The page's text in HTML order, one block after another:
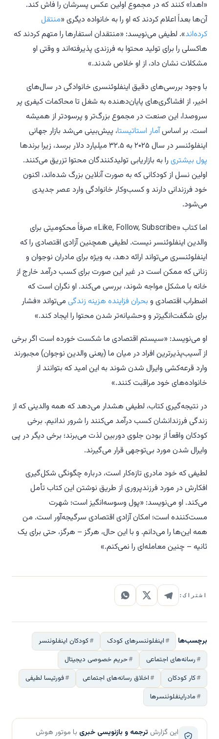
«اهدا» کنند که در مجموع اولین عکس پسرشان را فاش کند.
آن‌ها بعداً اعلام کردند که او را به خانواده دیگری «منتقل
کرده‌اند». لطیفی می‌نویسد: «منتقدان استفارها را متهم کردند که
هاکسلی را برای تولید محتوا به فرزندی پذیرفته‌اند و وقتی او
مشکلات نشان داد، از او خلاص شدند.»
با وجود بررسی‌های دقیق اینفلوئنسری خانوادگی در سال‌های
اخیر، از افشاگری‌های پایان‌دهنده به شغل تا محاکمات کیفری پر
سروصدا، این صنعت در مجموع بزرگ‌تر و پرسودتر از همیشه
است. بر اساسآمار استاتیستا، پیش‌بینی می‌شد بازار جهانی
اینفلوئنسر در سال ۲۰۲۵ به ۳۲.۵ میلیارد دلار برسد، زیرا برندها
پول بیشتری را به بازاریابی تولیدکنندگان محتوا تزریق می‌کنند.
اولین نسل از کودکانی که به صورت آنلاین بزرگ شده‌اند، اکنون
خود فرزندانی دارند و کسب‌وکار خانوادگی وارد عصر جدیدی
می‌شود.
اما کتاب «Like, Follow, Subscribe» صرفاً محکومیتی برای
والدین اینفلوئنسر نیست. لطیفی همچنین آزادی اقتصادی را که
اینفلوئنسری می‌تواند ارائه دهد، به ویژه برای مادران نوجوان و
زنانی که ممکن است در غیر این صورت برای کسب درآمد خارج از
خانه با مشکل مواجه شوند، بررسی می‌کند. او نگران است که
اضطراب اقتصادی و بحران فزاینده هزینه زندگی می‌تواند «فشار
برای شگفت‌انگیزتر و وحشیانه‌تر شدن محتوا را ایجاد کند.»
او می‌نویسد: «سیستم اقتصادی ما شکست خورده است اگر برخی
از آسیب‌پذیرترین افراد در میان ما (یعنی والدین نوجوان) مجبورند
وارد قرعه‌کشی وایرال شدن شوند به این امید که بتوانند از
خانواده‌های خود مراقبت کنند.»
در نتیجه‌گیری کتاب، لطیفی هشدار می‌دهد که همه والدینی که از
زندگی فرزندانشان کسب درآمد می‌کنند را شرور ندانیم. برخی
کودکان واقعاً از بودن جلوی دوربین لذت می‌برند؛ برخی دیگر در پی
وایرال شدن مورد بی‌توجهی قرار می‌گیرند.
لطیفی که خود مادری تازه‌کار است، درباره چگونگی شکل‌گیری
افکارش در مورد فرزندپروری از طریق نوشتن این کتاب تأمل
می‌کند. او می‌نویسد: «پول وسوسه‌انگیز است؛ شهرت
مست‌کننده است؛ امکان آزادی اقتصادی سرگیجه‌آور است. من
همه این‌ها را می‌دانم. و با این حال، هرگز – هرگز، حتی برای یک
ثانیه – چنین معامله‌ای را نمی‌کنم.»
اشتراک:
برچسب‌ها اینفلوئنسرهای کودک
کودکان اینفلوئنسر
رسانه‌های اجتماعی
حریم خصوصی دیجیتال
کار کودکان
اخلاق رسانه‌های اجتماعی
فورتیسا لطیفی
مادراینفلوئنسرها
این گزارش ترجمه و بازنویسی خبری با موتور هوش